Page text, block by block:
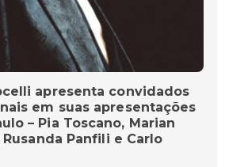
apresenta convidados
em suas apresentações
– Pia Toscano, Marian
Panfili e Carlo